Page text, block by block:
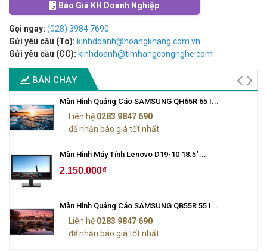
Báo Giá KH Doanh Nghiệp
Gọi ngay: (028) 3984 7690
Gửi yêu cầu (To): kinhdoanh@hoangkhang.com.vn
Gửi yêu cầu (CC): kinhdoanh@timhangcongnghe.com
BÁN CHẠY
Màn Hình Quảng Cáo SAMSUNG QH65R 65 I...
Liên hệ 0283 9847 690
để nhận báo giá tốt nhất
Màn Hình Máy Tính Lenovo D19-10 18.5"...
2.150.000₫
Màn Hình Quảng Cáo SAMSUNG QB55R 55 I...
Liên hệ 0283 9847 690
để nhận báo giá tốt nhất